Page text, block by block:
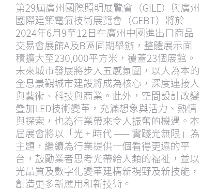
第29屆廣州國際照明展覽會（GILE）與廣州
國際建築電氣技術展覽會（GEBT）將於
2024年6月9至12日在廣州中國進出口商品
交易會展館A及B區同期舉辦，整體展示面
積擴大至230,000平方米，覆蓋23個展館。
未來城市發展將步入五感氛圍，以人為本的
全息景觀城市建設將成為核心，深度連接人
與藝術、科技與商業。此外，空間設計改變
疊加LED技術變革，充滿想象與活力、熱情
與探索，也為行業帶來令人振奮的機遇。本
屆展會將以「光 + 時代 —— 實踐光無限」為
主題，繼續為行業提供一個看得更遠的平
台，鼓勵業者思考光帶給人類的福祉，並以
光品質及數字化變革建構新視野及新技能，
創造更多新應用和新技術。